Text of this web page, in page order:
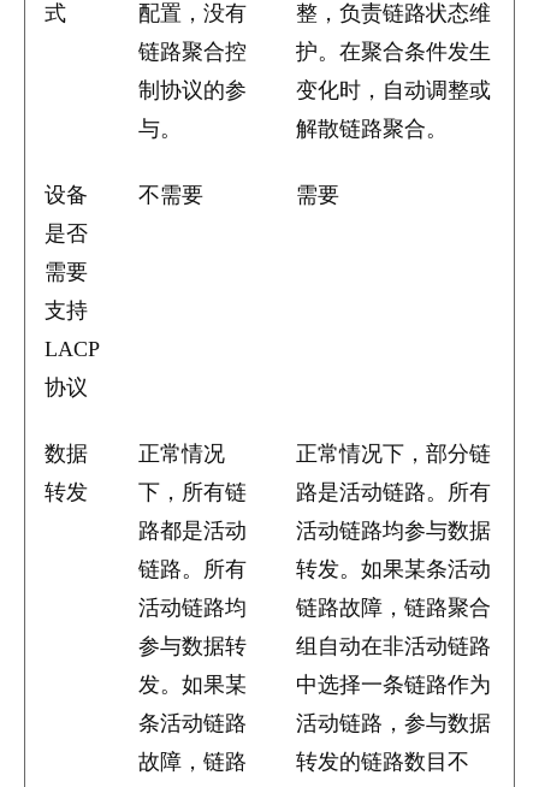
式
配置，没有
链路聚合控
制协议的参
与。
整，负责链路状态维
护。在聚合条件发生
变化时，自动调整或
解散链路聚合。
设备
是否
需要
支持
LACP
协议
不需要 需要
数据
转发
正常情况
下，所有链
路都是活动
链路。所有
活动链路均
参与数据转
发。如果某
条活动链路
故障，链路
正常情况下，部分链
路是活动链路。所有
活动链路均参与数据
转发。如果某条活动
链路故障，链路聚合
组自动在非活动链路
中选择一条链路作为
活动链路，参与数据
转发的链路数目不